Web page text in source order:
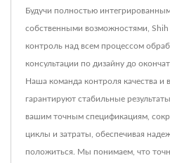
Будучи полностью
собственными возможностями, Shih
контроль над всем процессом
консультации по дизайну до
Наша команда контроля качества и
гарантируют стабильные
вашим точным спецификациям,
циклы и затраты, обеспечивая
положиться. Мы понимаем, что